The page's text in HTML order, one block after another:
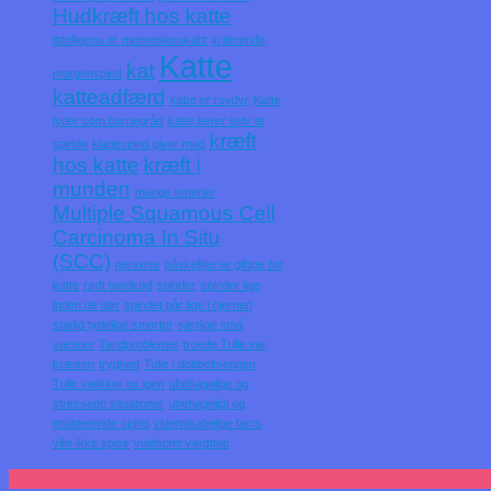
Hudkræft hos katte
intelligens er menneskeskabt irriterende
morgenspind kat Katte
katteadfærd katte er rovdyr Katte
lyder som barnegråd katte lærer selv at
spinde klagespind giver mad kræft
hos katte kræft i
munden mange smerter
Multiple Squamous Cell
Carcinoma In Situ
(SCC) nervøse påskeliljer er giftige for
katte rødt tandkød spinder spinder lige
inden de dør spindet går lige i hjernen
stadig tydelige smerter særlige små
væsner Tandproblemer troede Tulle var
kræsen tryghed Tulle i dobbeltsengen
Tulle vækker os igen ubehagelige og
stressede situationer ubehageligt og
insisterende spind videnskabelige facts
ville ikke spise voldsomt vægttab